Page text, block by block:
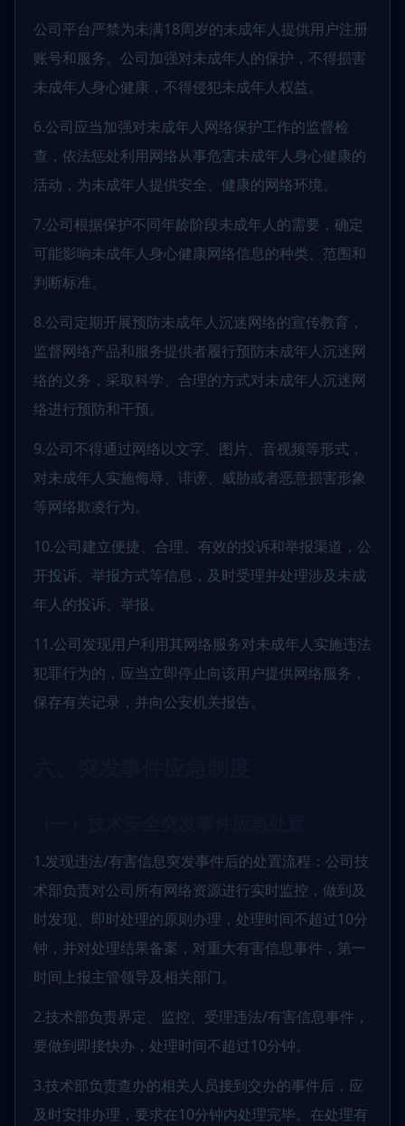
公司平台严禁为未满18周岁的未成年人提供用户注册
账号和服务。公司加强对未成年人的保护，不得损害
未成年人身心健康，不得侵犯未成年人权益。
6.公司应当加强对未成年人网络保护工作的监督检
查，依法惩处利用网络从事危害未成年人身心健康的
活动，为未成年人提供安全、健康的网络环境。
7.公司根据保护不同年龄阶段未成年人的需要，确定
可能影响未成年人身心健康网络信息的种类、范围和
判断标准。
8.公司定期开展预防未成年人沉迷网络的宣传教育，
监督网络产品和服务提供者履行预防未成年人沉迷网
络的义务，采取科学、合理的方式对未成年人沉迷网
络进行预防和干预。
9.公司不得通过网络以文字、图片、音视频等形式，
对未成年人实施侮辱、诽谤、威胁或者恶意损害形象
等网络欺凌行为。
10.公司建立便捷、合理、有效的投诉和举报渠道，公
开投诉、举报方式等信息，及时受理并处理涉及未成
年人的投诉、举报。
11.公司发现用户利用其网络服务对未成年人实施违法
犯罪行为的，应当立即停止向该用户提供网络服务，
保存有关记录，并向公安机关报告。
1.发现违法/有害信息突发事件后的处置流程：公司技
术部负责对公司所有网络资源进行实时监控，做到及
时发现、即时处理的原则办理，处理时间不超过10分
钟，并对处理结果备案，对重大有害信息事件，第一
时间上报主管领导及相关部门。
2.技术部负责界定、监控、受理违法/有害信息事件，
要做到即接快办，处理时间不超过10分钟。
3.技术部负责查办的相关人员接到交办的事件后，应
及时安排办理，要求在10分钟内处理完毕。在处理有